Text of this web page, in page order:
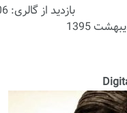
بازدید از گالری: 506 بار